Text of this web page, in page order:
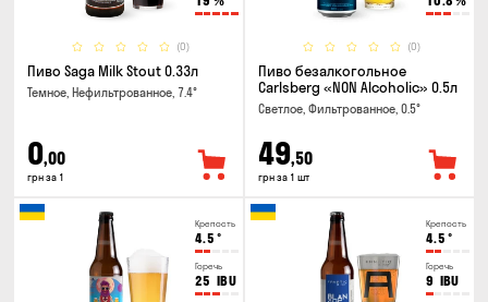
(0)
Пиво Saga Milk Stout 0.33л
Темное, Нефильтрованное, 7.4°
0,00
грн за 1
(0)
Пиво безалкогольное
Carlsberg «NON Alcoholic» 0.5л
Светлое, Фильтрованное, 0.5°
49,50
грн за 1 шт
Крепость
4.5 °
Горечь
25 IBU
Крепость
4.5 °
Горечь
9 IBU